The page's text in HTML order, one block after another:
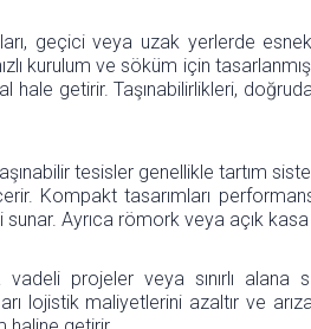
geçici veya uzak yerlerde
kurulum ve söküm için
hale getirir. Taşınabilirlikleri,
tesisler genellikle tartım
Kompakt tasarımları
Ayrıca römork veya açık
vadeli projeler veya sınırlı alana
lojistik maliyetlerini azaltır ve